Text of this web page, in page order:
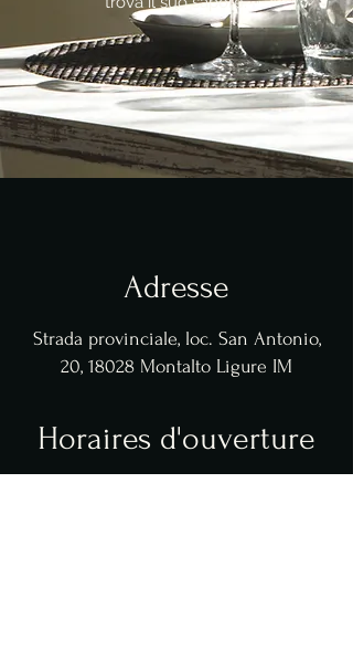
Adresse
Strada provinciale, loc. San Antonio,
20, 18028 Montalto Ligure IM
Horaires d'ouverture